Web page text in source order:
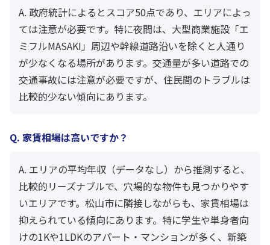
A. 政府統計によるとスコア50点であり、エリアによっ
ては注意が必要です。特に夜間は、大型商業施設「エ
ミフルMASAKI」周辺や幹線道路沿いを除くと人通り
が少なくなる場所があります。交通量が多い道路での
交通事故には注意が必要ですが、住民間のトラブルは
比較的少ない傾向にあります。
Q. 家賃相場は高いですか？
A. エリアの平均年収（データなし）から推測すると、
比較的リーズナブルで、穴場的な物件も見つかりやす
いエリアです。松山市に隣接しながらも、家賃相場は
抑えられている傾向にあります。特に学生や単身者向
けの1Kや1LDKのアパート・マンションが多く、新築